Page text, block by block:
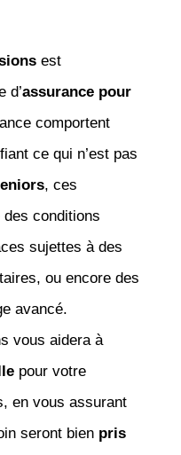
est
d’assurance pour
comportent
ce qui n’est pas
, ces
conditions
sujettes à des
ou encore des
avancé.
vous aidera à
pour votre
en vous assurant
seront bien pris